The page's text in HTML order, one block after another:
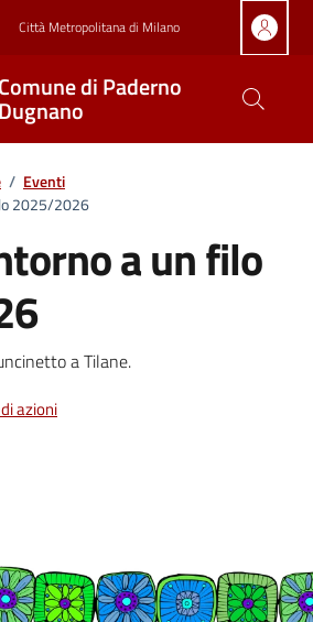
Città Metropolitana di Milano
Comune di Paderno
Dugnano
/ Eventi
2025/2026
a un filo
notizia
a Tilane.
azioni